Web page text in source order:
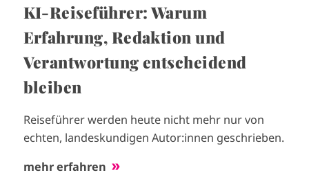
KI-Reiseführer: Warum
Erfahrung, Redaktion und
Verantwortung entscheidend
bleiben
Reiseführer werden heute nicht mehr nur von
echten, landeskundigen Autor:innen geschrieben.
mehr erfahren